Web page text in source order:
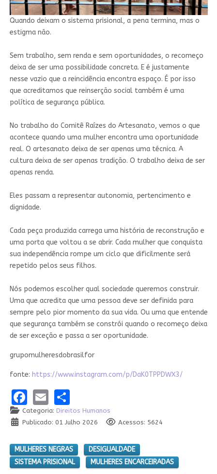
Quando deixam o sistema prisional, a pena termina, mas o
estigma não.
Sem trabalho, sem renda e sem oportunidades, o recomeço
deixa de ser uma possibilidade concreta. E é justamente
nesse vazio que a reincidência encontra espaço. É por isso
que acreditamos que reinserção social também é uma
política de segurança pública.
No trabalho do Comitê Raízes do Artesanato, vemos o que
acontece quando uma mulher encontra uma oportunidade
real. O artesanato deixa de ser apenas uma técnica. A
cultura deixa de ser apenas tradição. O trabalho deixa de ser
apenas renda.
Eles passam a representar autonomia, pertencimento e
dignidade.
Cada peça produzida carrega uma história de reconstrução e
uma porta que voltou a se abrir. Cada mulher que conquista
sua independência rompe um ciclo que dificilmente será
repetido pelos seus filhos.
Nós podemos escolher qual sociedade queremos construir.
Uma que acredita que uma pessoa deve ser definida para
sempre pelo pior momento da sua vida. Ou uma que entende
que segurança também se constrói quando o recomeço deixa
de ser exceção e passa a ser oportunidade.
grupomulheresdobrasilfor
fonte: https://www.instagram.com/p/DaK0TPPDWX3/
Facebook
EmailShare
Categoria: Direitos Humanos
Publicado: 01 Julho 2026
Acessos: 5624
MULHERES NEGRAS
DESIGUALDADE
SISTEMA PRISIONAL
MULHERES ENCARCEIRADAS